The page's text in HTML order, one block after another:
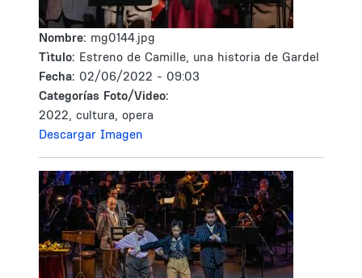
Nombre: mg0144.jpg
Tìtulo: Estreno de Camille, una historia de Gardel
Fecha: 02/06/2022 - 09:03
Categorías Foto/Video:
2022, cultura, opera
Descargar Imagen